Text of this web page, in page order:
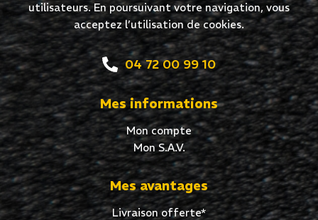
utilisateurs. En poursuivant votre navigation, vous
acceptez l’utilisation de cookies.
04 72 00 99 10
Mes informations
Mon compte
Mon S.A.V.
Mes avantages
Livraison offerte*